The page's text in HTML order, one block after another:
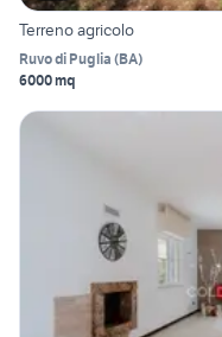
Terreno agricolo
Ruvo di Puglia (BA)
6000 mq